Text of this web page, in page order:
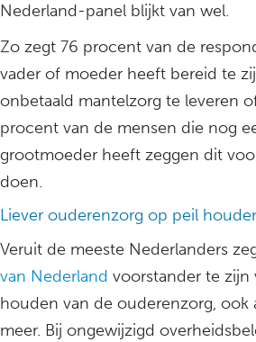
Nederland-panel blijkt van wel.
Zo zegt 76 procent van de
vader of moeder heeft bereid te
onbetaald mantelzorg te leveren
procent van de mensen die nog
grootmoeder heeft zeggen dit
doen.
Liever ouderenzorg op peil
Veruit de meeste Nederlanders
van Nederland voorstander te
houden van de ouderenzorg, ook
meer. Bij ongewijzigd